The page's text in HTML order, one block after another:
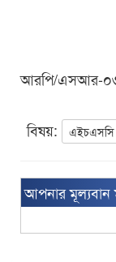
আরপি/এসআর-
বিষয়: এইচএসসি
আপনার মূল্যবান